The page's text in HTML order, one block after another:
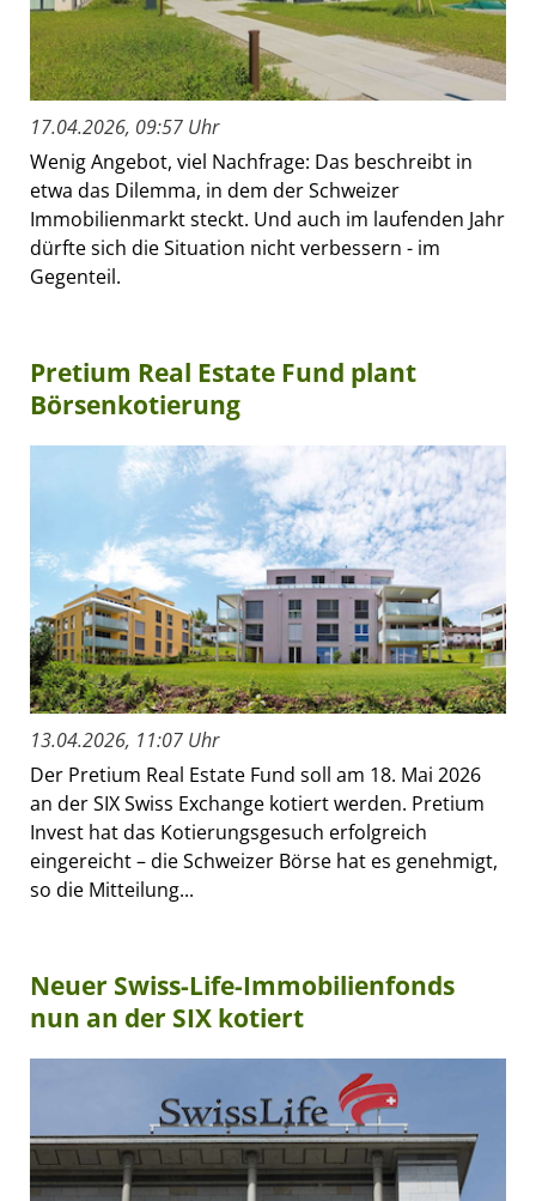
17.04.2026, 09:57 Uhr
Wenig Angebot, viel Nachfrage: Das beschreibt in
etwa das Dilemma, in dem der Schweizer
Immobilienmarkt steckt. Und auch im laufenden Jahr
dürfte sich die Situation nicht verbessern - im
Gegenteil.
Pretium Real Estate Fund plant
Börsenkotierung
13.04.2026, 11:07 Uhr
Der Pretium Real Estate Fund soll am 18. Mai 2026
an der SIX Swiss Exchange kotiert werden. Pretium
Invest hat das Kotierungsgesuch erfolgreich
eingereicht – die Schweizer Börse hat es genehmigt,
so die Mitteilung...
Neuer Swiss-Life-Immobilienfonds
nun an der SIX kotiert